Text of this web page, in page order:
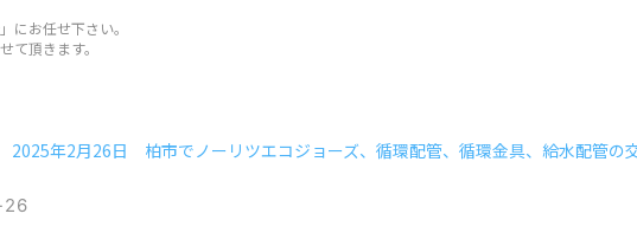
にお任せ下さい。
て頂きます。
2025年2月26日 柏市でノーリツエコジョーズ、循環配管、循環金具、給水配管の